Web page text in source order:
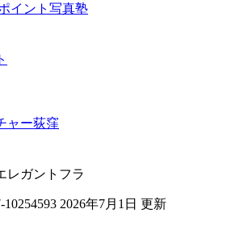
イント写真塾
ャー荻窪
レガントフラ
2026年7月1日 更新